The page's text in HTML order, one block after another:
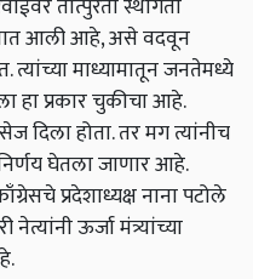
तात्पुरती स्थगिती
आली आहे,असे वदवून
माध्यामातून जनतेमध्ये
हा प्रकार चुकीचा आहे.
दिला होता. तर मग त्यांनीच
घेतला जाणार आहे.
प्रदेशाध्यक्ष नाना पटोले
ऊर्जा मंत्र्यांच्या